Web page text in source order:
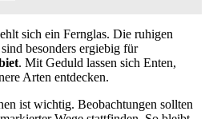
sich ein Fernglas. Die ruhigen
besonders ergiebig für
. Mit Geduld lassen sich Enten,
Arten entdecken.
ist wichtig. Beobachtungen sollten